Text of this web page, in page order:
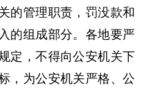
的管理职责，罚没款和
的组成部分。各地要严
定，不得向公安机关下
，为公安机关严格、公